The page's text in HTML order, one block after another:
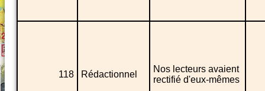
118 Rédactionnel
Nos lecteurs avaient
rectifié d'eux-mêmes